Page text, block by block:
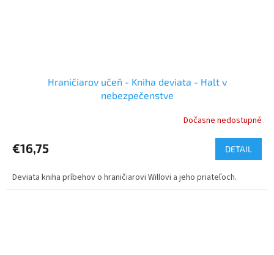
Hraničiarov učeň - Kniha deviata - Halt v
nebezpečenstve
Dočasne nedostupné
€16,75 DETAIL
Deviata kniha príbehov o hraničiarovi Willovi a jeho priateľoch.